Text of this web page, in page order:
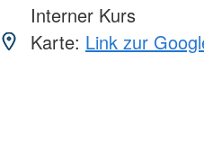
Interner Kurs
Karte: Link zur